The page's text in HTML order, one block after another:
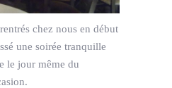
chez nous en début
une soirée tranquille
le jour même du